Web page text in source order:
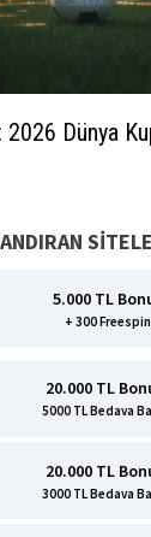
Dünya
5.000 TL
+ 300 Freespin
20.000 TL
5000 TL Bedava
20.000 TL
3000 TL Bedava